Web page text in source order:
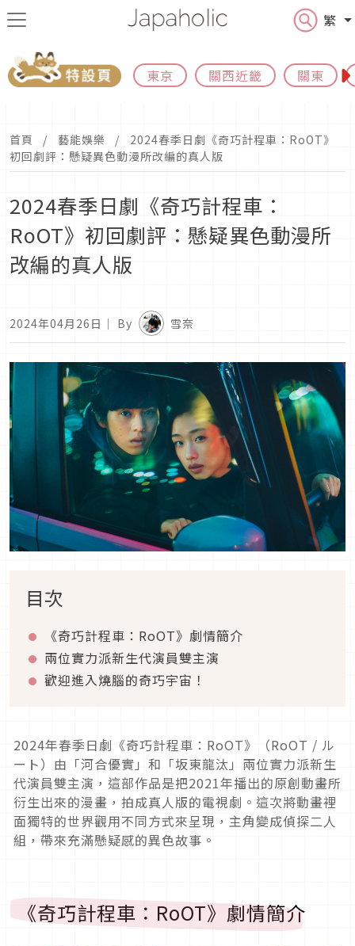
繁
東京 關西近畿 關東
首頁 藝能娛樂
2024春季日劇《奇巧計程車：RoOT》
初回劇評：懸疑異色動漫所改編的真人版
2024春季日劇《奇巧計程車：
RoOT》初回劇評：懸疑異色動漫所
改編的真人版
2024年04月26日 ｜ By 雪奈
目次
《奇巧計程車： RoOT》劇情簡介
兩位實力派新生代演員雙主演
歡迎進入燒腦的奇巧宇宙！
2024年春季日劇《奇巧計程車： RoOT》（RoOT / ル
ート）由「河合優實」和「坂東龍汰」兩位實力派新生
代演員雙主演，這部作品是把2021年播出的原創動畫所
衍生出來的漫畫，拍成真人版的電視劇。這次將動畫裡
面獨特的世界觀用不同方式來呈現，主角變成偵探二人
組，帶來充滿懸疑感的異色故事。
《奇巧計程車： RoOT》劇情簡介